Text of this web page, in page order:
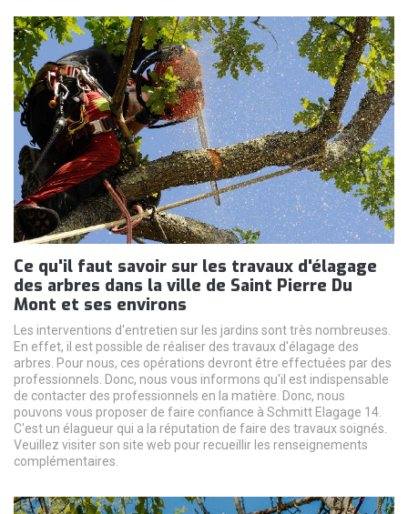
Ce qu'il faut savoir sur les travaux d'élagage
des arbres dans la ville de Saint Pierre Du
Mont et ses environs
Les interventions d'entretien sur les jardins sont très nombreuses.
En effet, il est possible de réaliser des travaux d'élagage des
arbres. Pour nous, ces opérations devront être effectuées par des
professionnels. Donc, nous vous informons qu'il est indispensable
de contacter des professionnels en la matière. Donc, nous
pouvons vous proposer de faire confiance à Schmitt Elagage 14.
C'est un élagueur qui a la réputation de faire des travaux soignés.
Veuillez visiter son site web pour recueillir les renseignements
complémentaires.